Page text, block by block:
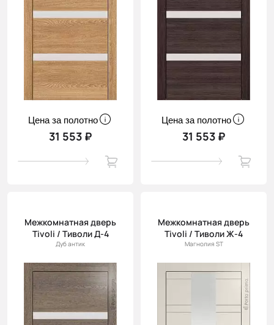
Цена за полотно
31 553 ₽
Цена за полотно
31 553 ₽
Межкомнатная дверь
Tivoli / Тиволи Д-4
Дуб антик
Межкомнатная дверь
Tivoli / Тиволи Ж-4
Магнолия ST